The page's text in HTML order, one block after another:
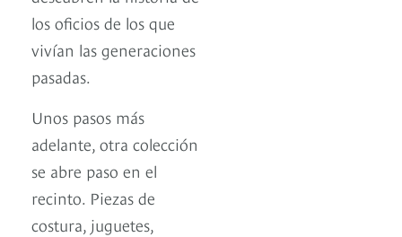
los oficios de los que
vivían las generaciones
pasadas.
Unos pasos más
adelante, otra colección
se abre paso en el
recinto. Piezas de
costura, juguetes,